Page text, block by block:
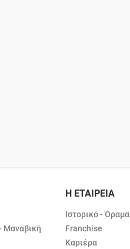
Η ΕΤΑΙΡΕΙΑ
Ιστορικό - Όραμα
Franchise
Καριέρα